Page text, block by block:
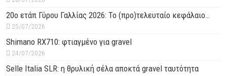
20ο ετάπ Γύρου Γαλλίας 2026: Το (προ)τελευταίο κεφάλαιο…
25/07/2026
Shimano RX710: φτιαγμένο για gravel
24/07/2026
Selle Italia SLR: η θρυλική σέλα αποκτά gravel ταυτότητα